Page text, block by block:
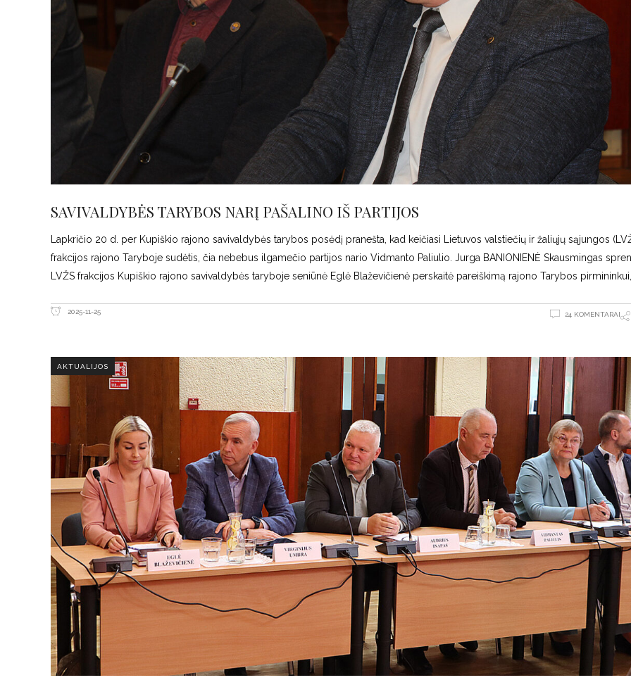
SAVIVALDYBĖS TARYBOS NARĮ PAŠALINO IŠ PARTIJOS
Lapkričio 20 d. per Kupiškio rajono savivaldybės tarybos posėdį pranešta, kad keičiasi Lietuvos valstiečių ir žaliųjų sąjungos
frakcijos rajono Taryboje sudėtis, čia nebebus ilgamečio partijos nario Vidmanto Paliulio. Jurga BANIONIENĖ Skausmingas
LVŽS frakcijos Kupiškio rajono savivaldybės taryboje seniūnė Eglė Blaževičienė perskaitė pareiškimą rajono Tarybos
2025-11-25 24 KOMENTARAI
AKTUALIJOS